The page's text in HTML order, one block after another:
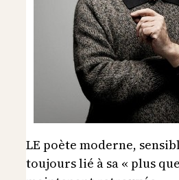
LE poète moderne,
toujours lié à sa « plus